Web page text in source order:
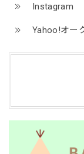
Instagram
Yahoo!オー